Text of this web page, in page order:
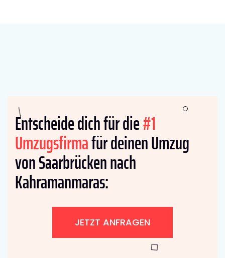
Entscheide dich für die#1
Umzugsfirmafür deinen Umzug
von Saarbrücken nach
Kahramanmaras:
JETZT ANFRAGEN